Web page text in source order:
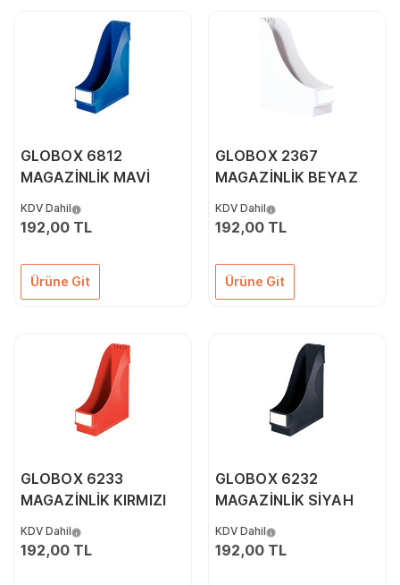
GLOBOX 6812
MAGAZİNLİK MAVİ
KDV Dahil
192,00 TL
Ürüne Git
GLOBOX 2367
MAGAZİNLİK BEYAZ
KDV Dahil
192,00 TL
Ürüne Git
GLOBOX 6233
MAGAZİNLİK KIRMIZI
KDV Dahil
192,00 TL
GLOBOX 6232
MAGAZİNLİK SİYAH
KDV Dahil
192,00 TL